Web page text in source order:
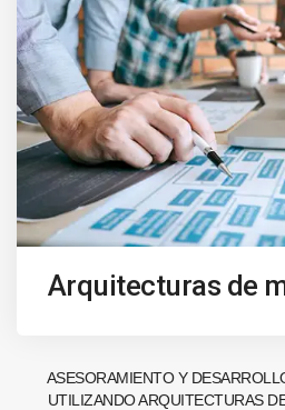
Arquitecturas de
ASESORAMIENTO Y
UTILIZANDO ARQUITECTURAS